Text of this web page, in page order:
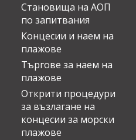
Становища на АОП
по запитвания
Концесии и наем на
плажове
Търгове за наем на
плажове
Открити процедури
за възлагане на
концесии за морски
плажове